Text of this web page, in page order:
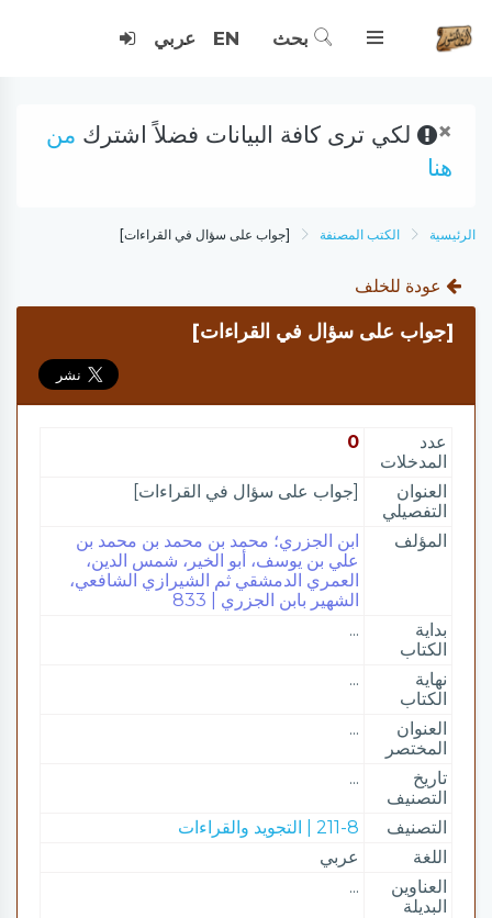
بحث EN عربي
× لكي ترى كافة البيانات فضلاً اشترك من
هنا
الرئيسية الكتب المصنفة [جواب على سؤال في القراءات]
عودة للخلف
[جواب على سؤال في القراءات]
عدد
المدخلات
0
العنوان
التفصيلي
[جواب على سؤال في القراءات]
المؤلف
ابن الجزري؛ محمد بن محمد بن محمد بن
علي بن يوسف، أبو الخير، شمس الدين،
العمري الدمشقي ثم الشيرازي الشافعي،
الشهير بابن الجزري | 833
بداية
الكتاب
...
نهاية
الكتاب
...
العنوان
المختصر
...
تاريخ
التصنيف
...
التصنيف
211-8 | التجويد والقراءات
اللغة
عربي
العناوين
البديلة
...